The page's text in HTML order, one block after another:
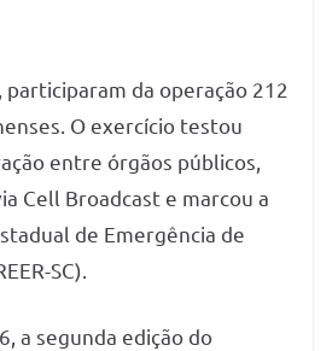
participaram da operação 212
O exercício testou
entre órgãos públicos,
Cell Broadcast e marcou a
de Emergência de
SC).
a segunda edição do